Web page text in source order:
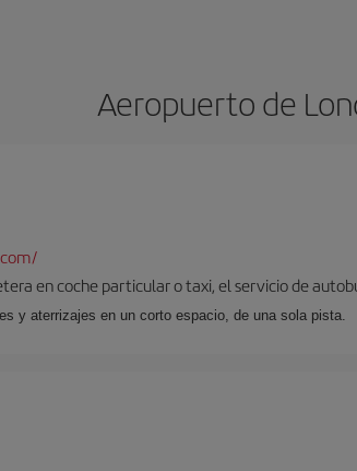
Aeropuerto de
en coche particular o taxi, el servicio de
y aterrizajes en un corto espacio, de una sola pista.